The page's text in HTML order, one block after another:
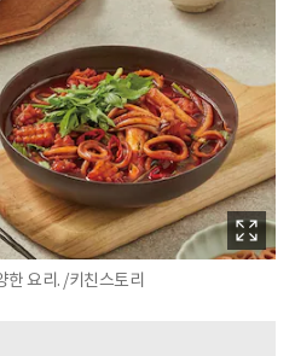
한 요리. /키친스토리